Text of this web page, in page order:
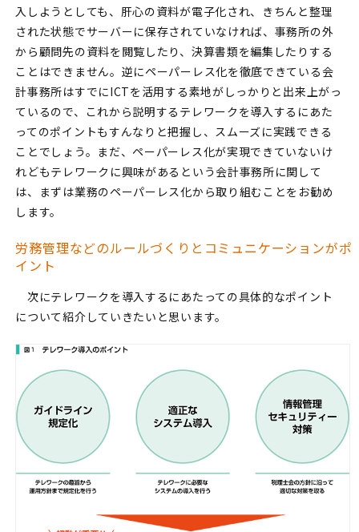
入しようとしても、肝心の資料が電子化され、きちんと整理
された状態でサーバーに保存されていなければ、事務所の外
から顧問先の資料を閲覧したり、決算書類を編集したりする
ことはできません。逆にペーパーレス化を徹底できている会
計事務所はすでにICTを活用する素地がしっかりと出来上がっ
ているので、これから説明するテレワークを導入するにあた
ってのポイントもすんなりと把握し、スムーズに実践できる
ことでしょう。まだ、ペーパーレス化が実現できていないけ
れどもテレワークに興味があるという会計事務所に関して
は、まずは業務のペーパーレス化から取り組むことをお勧め
します。
労務管理などのルールづくりとコミュニケーションがポ
イント
次にテレワークを導入するにあたっての具体的なポイント
について紹介していきたいと思います。